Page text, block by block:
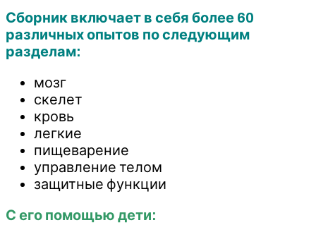
Сборник включает в себя более 60
различных опытов по следующим
разделам:
мозг
скелет
кровь
легкие
пищеварение
управление телом
защитные функции
С его помощью дети: